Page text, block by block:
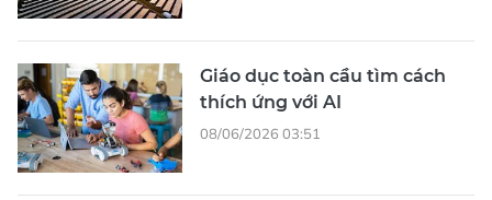
Giáo dục toàn cầu tìm cách
thích ứng với AI
08/06/2026 03:51